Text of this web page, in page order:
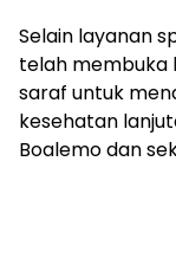
Selain layanan
telah membuka
saraf untuk
kesehatan
Boalemo dan